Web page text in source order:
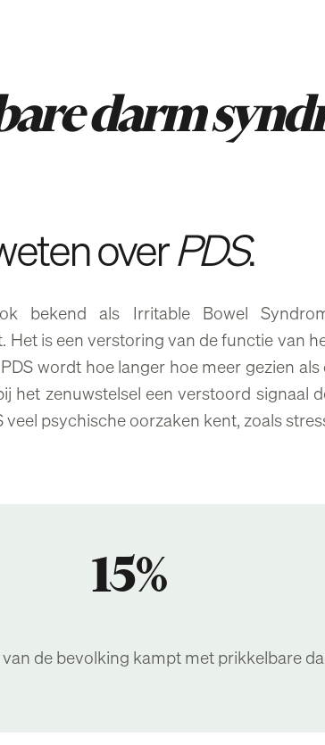
darm
overPDS.
bekend als Irritable Bowel
is een verstoring van de functie van
wordt hoe langer hoe meer gezien
het zenuwstelsel een verstoord signaal
psychische oorzaken kent, zoals
15%
van de bevolking kampt met prikkelbare